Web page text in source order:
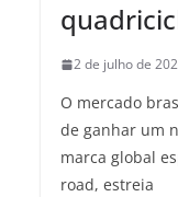
2 de julho de
O mercado
de ganhar um
marca global
road, estreia